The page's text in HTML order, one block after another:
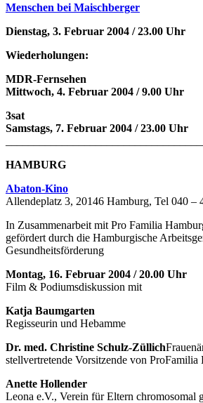
Menschen bei Maischberger
Dienstag, 3. Februar 2004 / 23.00 Uhr
Wiederholungen:
MDR-Fernsehen
Mittwoch, 4. Februar 2004 / 9.00 Uhr
3sat
Samstags, 7. Februar 2004 / 23.00 Uhr
HAMBURG
Abaton-Kino
Allendeplatz 3, 20146 Hamburg, Tel 040 –
In Zusammenarbeit mit Pro Familia
gefördert durch die Hamburgische
Gesundheitsförderung
Montag, 16. Februar 2004 / 20.00 Uhr
Film & Podiumsdiskussion mit
Katja Baumgarten
Regisseurin und Hebamme
Dr. med. Christine Schulz-Züllich
stellvertretende Vorsitzende von ProFamilia
Anette Hollender
Leona e.V., Verein für Eltern chromosomal